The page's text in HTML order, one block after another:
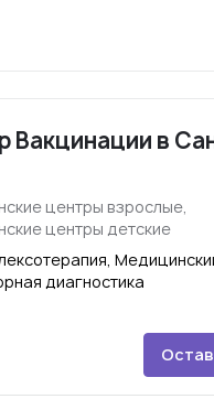
Вакцинации в
центры взрослые,
центры детские
диагностика